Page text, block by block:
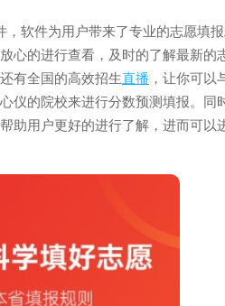
，软件为用户带来了专业的志愿填
心的进行查看，及时的了解最新的
有全国的高效招生直播 ，让你可以
仪的院校来进行分数预测填报。同
帮助用户更好的进行了解，进而可以